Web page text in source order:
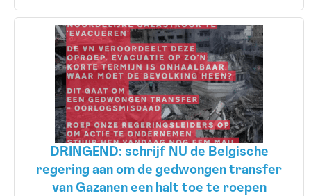
DRINGEND: schrijf NU de Belgische
regering aan om de gedwongen transfer
van Gazanen een halt toe te roepen